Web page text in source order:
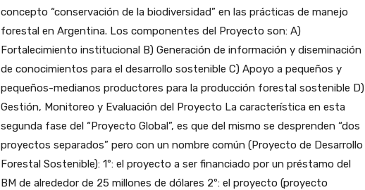
concepto “conservación de la biodiversidad” en las prácticas de manejo
forestal en Argentina. Los componentes del Proyecto son: A)
Fortalecimiento institucional B) Generación de información y diseminación
de conocimientos para el desarrollo sostenible C) Apoyo a pequeños y
pequeños-medianos productores para la producción forestal sostenible D)
Gestión, Monitoreo y Evaluación del Proyecto La característica en esta
segunda fase del “Proyecto Global”, es que del mismo se desprenden “dos
proyectos separados” pero con un nombre común (Proyecto de Desarrollo
Forestal Sostenible): 1º: el proyecto a ser financiado por un préstamo del
BM de alrededor de 25 millones de dólares 2º: el proyecto (proyecto